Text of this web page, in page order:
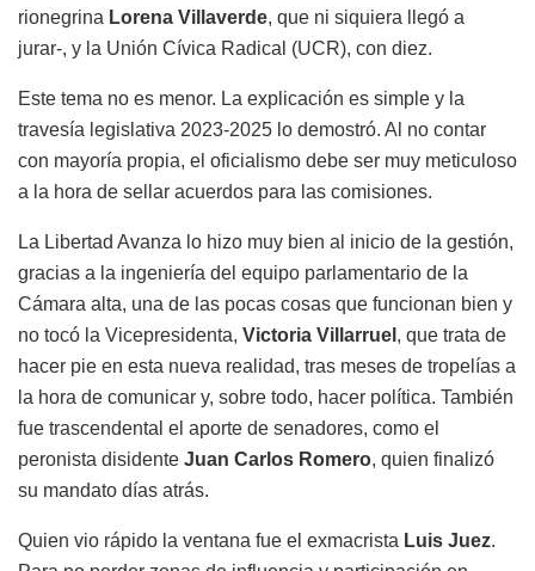
rionegrina Lorena Villaverde, que ni siquiera llegó a
jurar-, y la Unión Cívica Radical (UCR), con diez.
Este tema no es menor. La explicación es simple y la
travesía legislativa 2023-2025 lo demostró. Al no contar
con mayoría propia, el oficialismo debe ser muy meticuloso
a la hora de sellar acuerdos para las comisiones.
La Libertad Avanza lo hizo muy bien al inicio de la gestión,
gracias a la ingeniería del equipo parlamentario de la
Cámara alta, una de las pocas cosas que funcionan bien y
no tocó la Vicepresidenta, Victoria Villarruel , que trata de
hacer pie en esta nueva realidad, tras meses de tropelías a
la hora de comunicar y, sobre todo, hacer política. También
fue trascendental el aporte de senadores, como el
peronista disidente Juan Carlos Romero, quien finalizó
su mandato días atrás.
Quien vio rápido la ventana fue el exmacrista Luis Juez.